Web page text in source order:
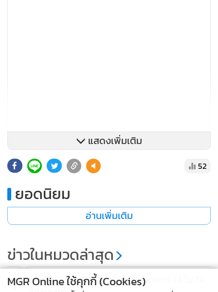
ล่าสุดการแข่งขันได้จบสิ้นไปเป็นที่เรียบร้อยแล้ว ผลปรากฏว่า 2
รักษ์ ได้สิทธิ์เข้าไปแข่งขันกีฬาเอเชียนเกมส์ 2026 เป็นที่แน่นอน
แล้ว เนื่องจาก สิตานันท์ ได้ผ่านเข้ารอบชิงชนะเลิศบุคคลรวม
เช่นเดียวกับ “แสนดี” สิขรี สุทธิรักษ์ ขณะที่ประเภทกรุ๊ป (5 คน)
ยิมนาสติกลีลาของไทย ประเภทซีเนียร์ จำนวน 7 คน ได้สิทธิ์เข้า
ร่วมแข่งขันกีฬาเอเชียนเกมส์ ครั้งที่ 20 ระหว่างวันที่ 19
กันยายน - วันที่ 4 ตุลาคม 2569 ที่ประเทศญี่ปุ่น ครบทุกคน
แสดงเพิ่มเติม
52
ยอดนิยม
อ่านเพิ่มเติม
ข่าวในหมวดล่าสุด
1
“อนุทิน” นำขบวนเต้นแอโรบิก ปิดโครงการ 74 วัน 74
MGR Online ใช้คุกกี้ (Cookies)